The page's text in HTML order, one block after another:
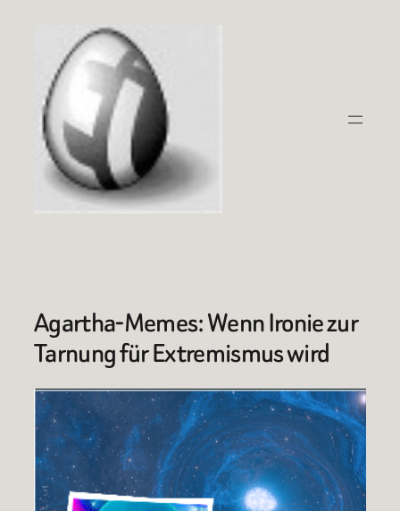
springen
Agartha‑Memes: Wenn Ironie zur
Tarnung für Extremismus wird